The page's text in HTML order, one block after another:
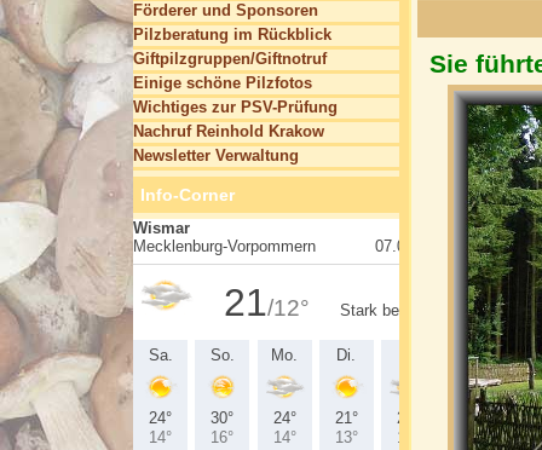
Sie
Förderer und Sponsoren
Pilzberatung im Rückblick
Giftpilzgruppen/Giftnotruf
Einige schöne Pilzfotos
Wichtiges zur PSV-Prüfung
Nachruf Reinhold Krakow
Newsletter Verwaltung
Info-Corner